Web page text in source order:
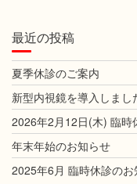
ー
シ
ョ
ン
最近の投稿
夏季休診のご案内
新型内視鏡を導入しまし
2026年2月12日(木) 臨時
年末年始のお知らせ
2025年6月 臨時休診のお